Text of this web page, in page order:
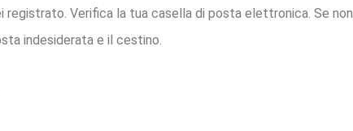
registrato. Verifica la tua casella di posta elettronica. Se non
indesiderata e il cestino.